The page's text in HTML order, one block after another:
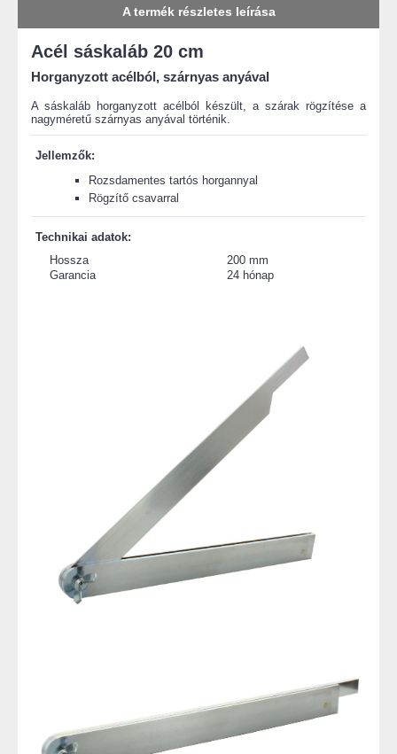
A termék részletes leírása
Acél sáskaláb 20 cm
Horganyzott acélból, szárnyas anyával
A sáskaláb horganyzott acélból készült, a szárak rögzítése a
nagyméretű szárnyas anyával történik.
Jellemzők:
Rozsdamentes tartós horgannyal
Rögzítő csavarral
Technikai adatok:
Hossza
200 mm
Garancia
24 hónap